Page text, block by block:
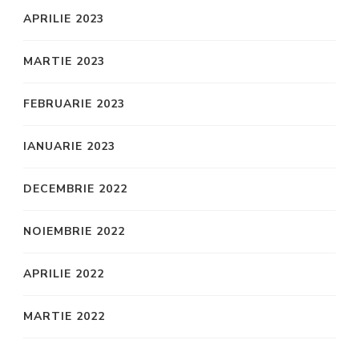
APRILIE 2023
MARTIE 2023
FEBRUARIE 2023
IANUARIE 2023
DECEMBRIE 2022
NOIEMBRIE 2022
APRILIE 2022
MARTIE 2022